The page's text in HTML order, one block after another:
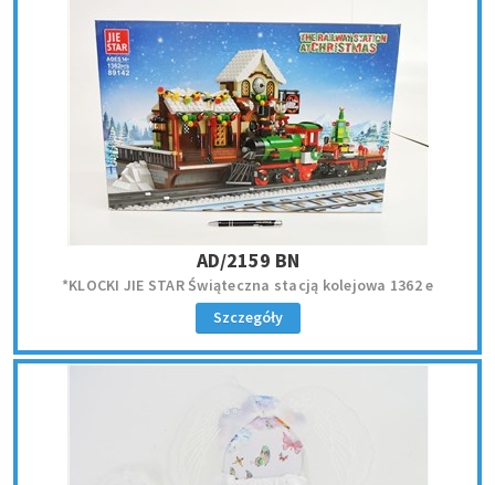
AD/2159 BN
*KLOCKI JIE STAR Świąteczna stacją kolejowa 1362 e
Szczegóły